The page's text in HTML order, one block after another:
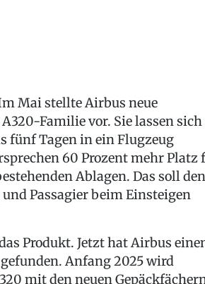
Mai stellte Airbus neue
Familie vor. Sie lassen sich
fünf Tagen in ein Flugzeug
60 Prozent mehr Platz
Ablagen. Das soll den
Passagier beim Einsteigen
Produkt. Jetzt hat Airbus
Anfang 2025 wird
mit den neuen